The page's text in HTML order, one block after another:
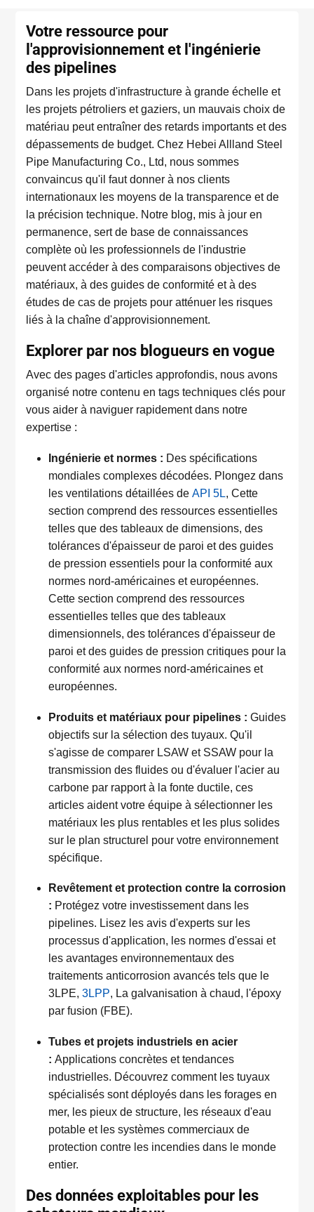
Votre ressource pour
l'approvisionnement et l'ingénierie
des pipelines
Dans les projets d'infrastructure à grande échelle et
les projets pétroliers et gaziers, un mauvais choix de
matériau peut entraîner des retards importants et des
dépassements de budget. Chez Hebei Allland Steel
Pipe Manufacturing Co., Ltd, nous sommes
convaincus qu'il faut donner à nos clients
internationaux les moyens de la transparence et de
la précision technique. Notre blog, mis à jour en
permanence, sert de base de connaissances
complète où les professionnels de l'industrie
peuvent accéder à des comparaisons objectives de
matériaux, à des guides de conformité et à des
études de cas de projets pour atténuer les risques
liés à la chaîne d'approvisionnement.
Explorer par nos blogueurs en vogue
Avec des pages d'articles approfondis, nous avons
organisé notre contenu en tags techniques clés pour
vous aider à naviguer rapidement dans notre
expertise :
Ingénierie et normes : Des spécifications
mondiales complexes décodées. Plongez dans
les ventilations détaillées deAPI 5L, Cette
section comprend des ressources essentielles
telles que des tableaux de dimensions, des
tolérances d'épaisseur de paroi et des guides
de pression essentiels pour la conformité aux
normes nord-américaines et européennes.
Cette section comprend des ressources
essentielles telles que des tableaux
dimensionnels, des tolérances d'épaisseur de
paroi et des guides de pression critiques pour la
conformité aux normes nord-américaines et
européennes.
Produits et matériaux pour pipelines : Guides
objectifs sur la sélection des tuyaux. Qu'il
s'agisse de comparer LSAW et SSAW pour la
transmission des fluides ou d'évaluer l'acier au
carbone par rapport à la fonte ductile, ces
articles aident votre équipe à sélectionner les
matériaux les plus rentables et les plus solides
sur le plan structurel pour votre environnement
spécifique.
Revêtement et protection contre la corrosion
: Protégez votre investissement dans les
pipelines. Lisez les avis d'experts sur les
processus d'application, les normes d'essai et
les avantages environnementaux des
traitements anticorrosion avancés tels que le
3LPE,3LPP, La galvanisation à chaud, l'époxy
par fusion (FBE).
Tubes et projets industriels en acier
: Applications concrètes et tendances
industrielles. Découvrez comment les tuyaux
spécialisés sont déployés dans les forages en
mer, les pieux de structure, les réseaux d'eau
potable et les systèmes commerciaux de
protection contre les incendies dans le monde
entier.
Des données exploitables pour les